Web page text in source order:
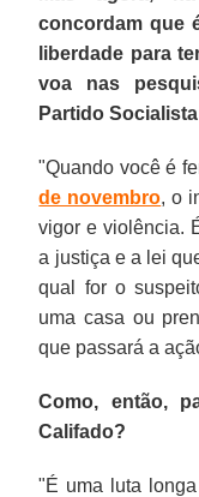
concordam que
liberdade para
voa nas
Partido
"Quando você é
de novembro, o
vigor e violência.
a justiça e a lei
qual for o
uma casa ou
que passará a
Como, então,
Califado?
"É uma luta